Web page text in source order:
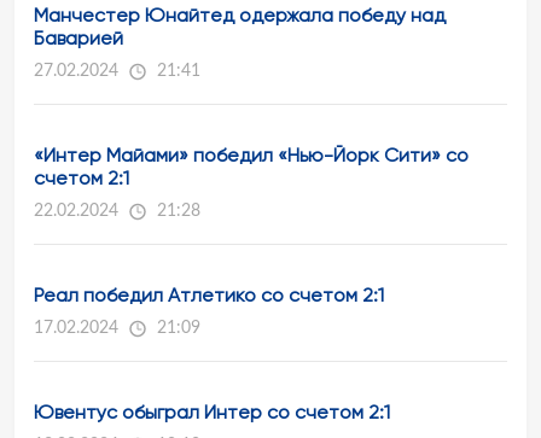
Манчестер Юнайтед одержала победу над
Баварией
27.02.2024 21:41
«Интер Майами» победил «Нью-Йорк Сити» со
счетом 2:1
22.02.2024 21:28
Реал победил Атлетико со счетом 2:1
17.02.2024 21:09
Ювентус обыграл Интер со счетом 2:1